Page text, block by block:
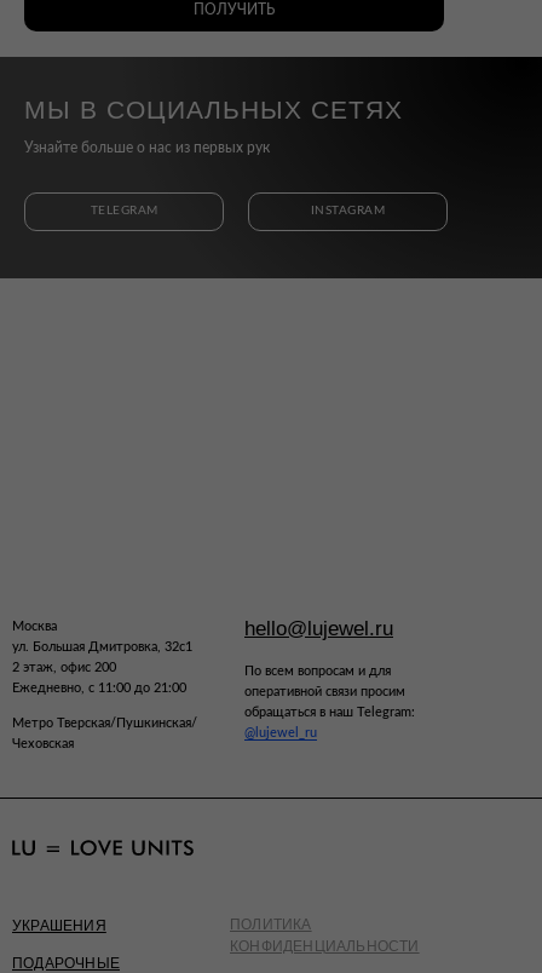
ПОЛУЧИТЬ
МЫ В СОЦИАЛЬНЫХ СЕТЯХ
Узнайте больше о нас из первых рук
TELEGRAM INSTAGRAM
По всем вопросам и для
оперативной связи просим
обращаться в наш Telegram:
@lujewel_ru
Москва
ул. Большая Дмитровка, 32с1
2 этаж, офис 200
Ежедневно, с 11:00 до 21:00
hello@lujewel.ru
Метро Тверская/Пушкинская/
Чеховская
ПОЛИТИКА
КОНФИДЕНЦИАЛЬНОСТИ
УКРАШЕНИЯ
ПОДАРОЧНЫЕ